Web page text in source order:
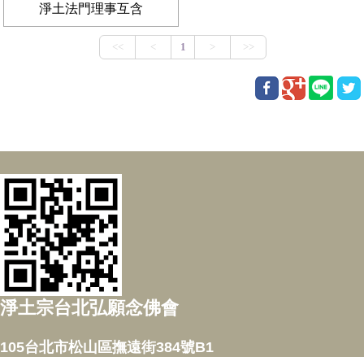
淨土法門理事互含
淨土宗台北弘願念佛會
105台北市松山區撫遠街384號B1